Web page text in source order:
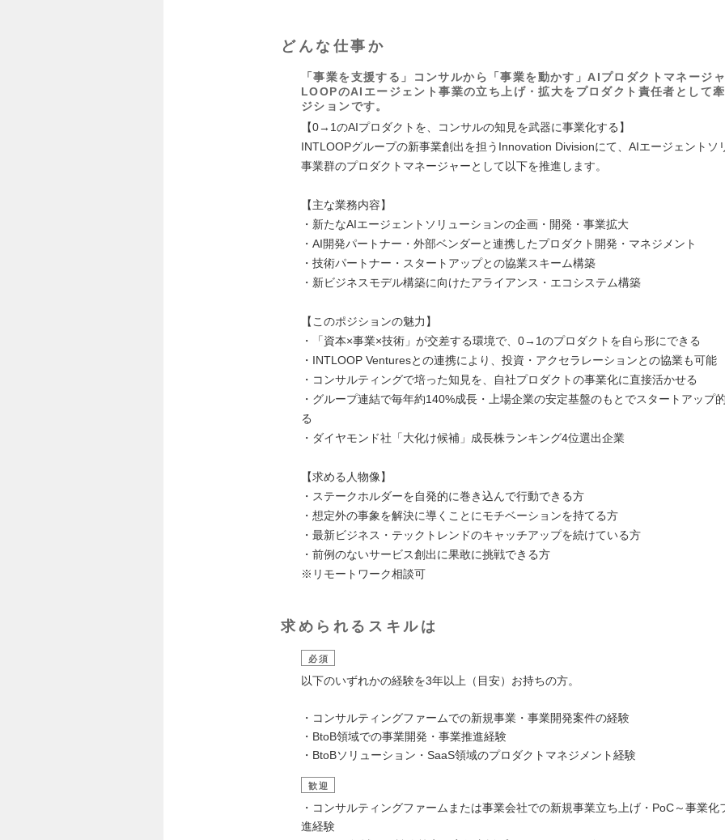
どんな仕事か
「事業を支援する」コンサルから「事業を動かす」AIプロダクトマネージ
LOOPのAIエージェント事業の立ち上げ・拡大をプロダクト責任者として
ジションです。
【0→1のAIプロダクトを、コンサルの知見を武器に事業化する】
INTLOOPグループの新事業創出を担うInnovation Divisionにて、AIエージェントソ
事業群のプロダクトマネージャーとして以下を推進します。
【主な業務内容】
・新たなAIエージェントソリューションの企画・開発・事業拡大
・AI開発パートナー・外部ベンダーと連携したプロダクト開発・マネジメント
・技術パートナー・スタートアップとの協業スキーム構築
・新ビジネスモデル構築に向けたアライアンス・エコシステム構築
【このポジションの魅力】
・「資本×事業×技術」が交差する環境で、0→1のプロダクトを自ら形にできる
・INTLOOP Venturesとの連携により、投資・アクセラレーションとの協業も可能
・コンサルティングで培った知見を、自社プロダクトの事業化に直接活かせる
・グループ連結で毎年約140%成長・上場企業の安定基盤のもとでスタートアップ
る
・ダイヤモンド社「大化け候補」成長株ランキング4位選出企業
【求める人物像】
・ステークホルダーを自発的に巻き込んで行動できる方
・想定外の事象を解決に導くことにモチベーションを持てる方
・最新ビジネス・テックトレンドのキャッチアップを続けている方
・前例のないサービス創出に果敢に挑戦できる方
※リモートワーク相談可
求められるスキルは
必須
以下のいずれかの経験を3年以上（目安）お持ちの方。
・コンサルティングファームでの新規事業・事業開発案件の経験
・BtoB領域での事業開発・事業推進経験
・BtoBソリューション・SaaS領域のプロダクトマネジメント経験
歓迎
・コンサルティングファームまたは事業会社での新規事業立ち上げ・PoC～事業化
進経験